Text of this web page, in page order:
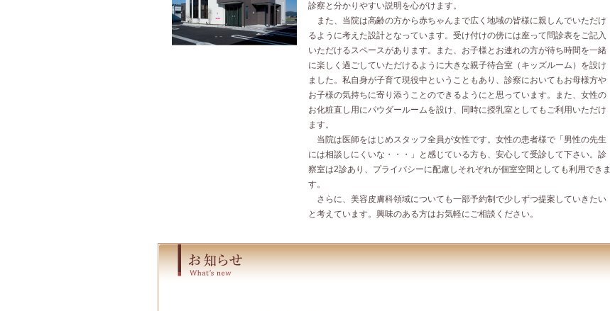
診察と分かりやすい説明を心がけます。
また、当院は高齢の方から赤ちゃんまで広く地域の皆様に親しんでいただけ
るように考えた設計となっています。受け付けの傍には座って問診表をご記入
いただけるスペースがあります。また、お子様とお連れの方が待ち時間を一緒
に楽しく過ごしていただけるように大きな親子待合室（キッズルーム）を設け
ました。私自身が子育て現役中ということもあり、診察においてもお母様方や
お子様の気持ちに寄り添うことのできるようにと思っています。また、女性の
お化粧直し用にパウダールームを設け、同時に授乳室としてもご利用いただけ
ます。
当院は医師をはじめスタッフ全員が女性です。女性の患者様で「男性の先生
には相談しにくいな・・・」と感じている方も、安心して受診して下さい。診
察室は2診あり、プライバシーに配慮しそれぞれが個室空間としても利用できま
す。
さらに、美容皮膚科領域についても一部予約制で少しずつ提案していきたい
と考えています。興味のある方はお気軽にご相談ください。